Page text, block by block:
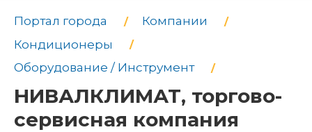
Портал города
Компании
Кондиционеры
Оборудование / Инструмент
НИВАЛКЛИМАТ, торгово-
сервисная компания